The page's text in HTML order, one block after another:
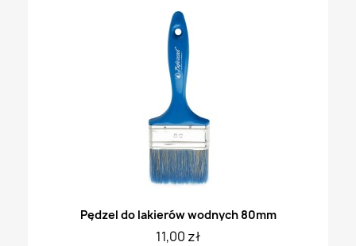
Pędzel do lakierów wodnych 80mm
11,00 zł